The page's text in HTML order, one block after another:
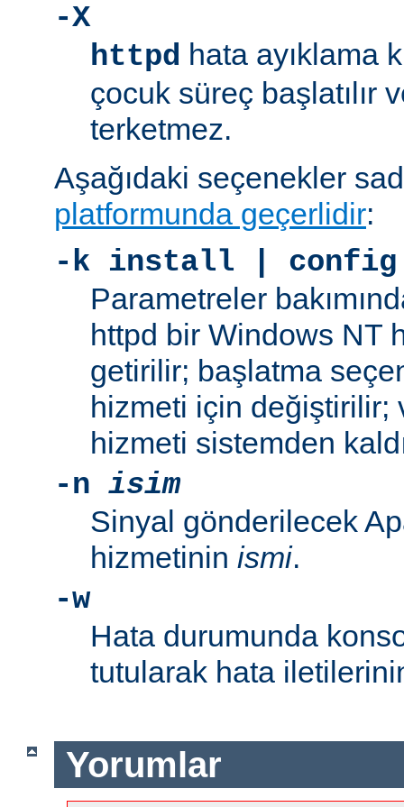
-X
httpd hata ayıklama
çocuk süreç başlatılır
terketmez.
Aşağıdaki seçenekler
platformunda geçerlidir:
-k install |
Parametreler
httpd bir Windows NT
getirilir; başlatma
hizmeti için değiştirilir;
hizmeti sistemden
-n isim
Sinyal gönderilecek
hizmetinin ismi.
-w
Hata durumunda
tutularak hata
Yorumlar